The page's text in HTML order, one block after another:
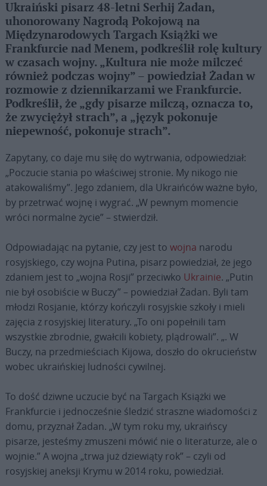
Ukraiński pisarz 48-letni Serhij Żadan,
uhonorowany Nagrodą Pokojową na
Międzynarodowych Targach Książki we
Frankfurcie nad Menem, podkreślił rolę kultury
w czasach wojny. „Kultura nie może milczeć
również podczas wojny” – powiedział Żadan w
rozmowie z dziennikarzami we Frankfurcie.
Podkreślił, że „gdy pisarze milczą, oznacza to,
że zwyciężył strach”, a „język pokonuje
niepewność, pokonuje strach”.
Zapytany, co daje mu siłę do wytrwania, odpowiedział:
„Poczucie stania po właściwej stronie. My nikogo nie
atakowaliśmy”. Jego zdaniem, dla Ukraińców ważne było,
by przetrwać wojnę i wygrać. „W pewnym momencie
wróci normalne życie” – stwierdził.
Odpowiadając na pytanie, czy jest to wojna narodu
rosyjskiego, czy wojna Putina, pisarz powiedział, że jego
zdaniem jest to „wojna Rosji” przeciwko Ukrainie. „Putin
nie był osobiście w Buczy” – powiedział Żadan. Byli tam
młodzi Rosjanie, którzy kończyli rosyjskie szkoły i mieli
zajęcia z rosyjskiej literatury. „To oni popełnili tam
wszystkie zbrodnie, gwałcili kobiety, plądrowali”. „. W
Buczy, na przedmieściach Kijowa, doszło do okrucieństw
wobec ukraińskiej ludności cywilnej.
To dość dziwne uczucie być na Targach Książki we
Frankfurcie i jednocześnie śledzić straszne wiadomości z
domu, przyznał Żadan. „W tym roku my, ukraińscy
pisarze, jesteśmy zmuszeni mówić nie o literaturze, ale o
wojnie.” A wojna „trwa już dziewiąty rok” – czyli od
rosyjskiej aneksji Krymu w 2014 roku, powiedział.